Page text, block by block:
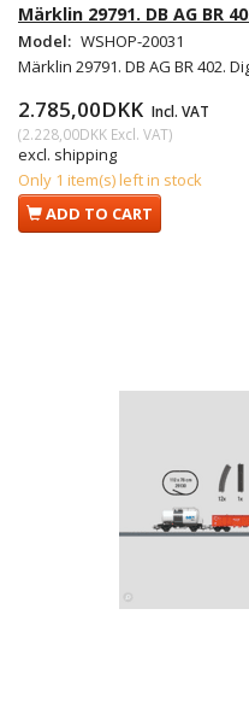
Märklin 29791. DB AG BR
Model: WSHOP-20031
Märklin 29791. DB AG BR 402.
2.785,00DKK Incl. VAT
(2.228,00DKK Excl. VAT)
excl. shipping
Only 1 item(s) left in stock
ADD TO CART